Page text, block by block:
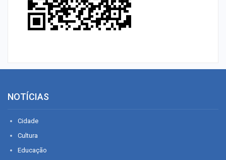
NOTÍCIAS
Cidade
Cultura
Educação